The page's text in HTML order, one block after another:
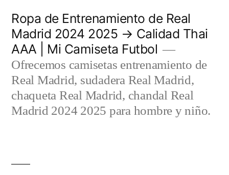
contenido
Ropa de Entrenamiento de Real
Madrid 2024 2025 → Calidad Thai
AAA | Mi Camiseta Futbol
Ofrecemos camisetas entrenamiento de
Real Madrid, sudadera Real Madrid,
chaqueta Real Madrid, chandal Real
Madrid 2024 2025 para hombre y niño.